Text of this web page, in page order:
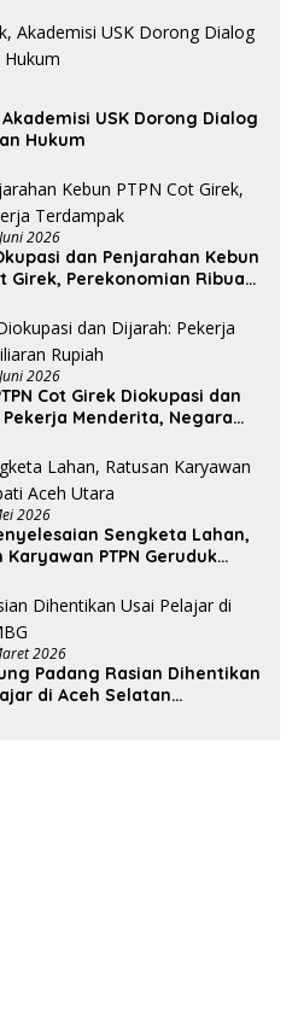
Akademisi USK Dorong Dialog
Hukum
2026
dan Penjarahan Kebun
Girek, Perekonomian Ribuan
2026
Cot Girek Diokupasi dan
Menderita, Negara
2026
Sengketa Lahan,
Karyawan PTPN Geruduk
2026
Padang Rasian Dihentikan
di Aceh Selatan